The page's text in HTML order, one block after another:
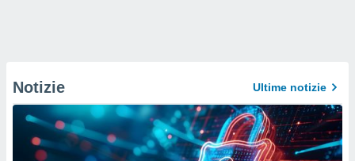
Notizie Ultime notizie